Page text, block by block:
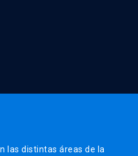
las distintas áreas de la